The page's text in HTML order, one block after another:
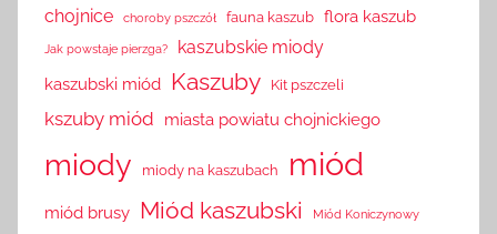
chojnice choroby pszczół fauna kaszub flora kaszub
Jak powstaje pierzga? kaszubskie miody
kaszubski miód Kaszuby Kit pszczeli
kszuby miód miasta powiatu chojnickiego
miody miody na kaszubach miód
miód brusy Miód kaszubski Miód Koniczynowy